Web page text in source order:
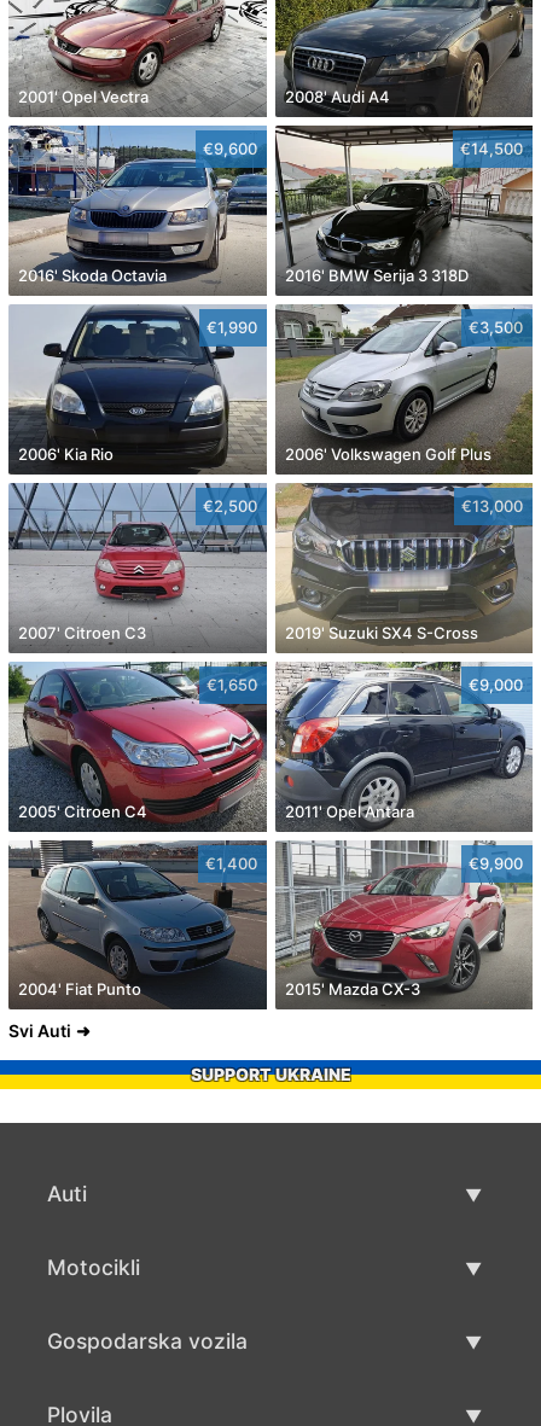
2001' Opel Vectra 2008' Audi A4
€9,600
2016' Skoda Octavia
€14,500
2016' BMW Serija 3 318D
€1,990
2006' Kia Rio
€3,500
2006' Volkswagen Golf Plus
€2,500
2007' Citroen C3
€13,000
2019' Suzuki SX4 S-Cross
€1,650
2005' Citroen C4
€9,000
2011' Opel Antara
€1,400
2004' Fiat Punto
€9,900
2015' Mazda CX-3
Svi Auti
SUPPORT UKRAINE
Auti
Motocikli
Gospodarska vozila
Plovila